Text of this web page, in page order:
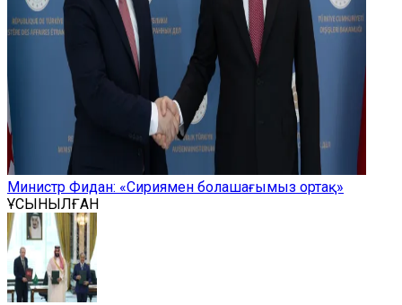
Министр Фидан: «Сириямен болашағымыз ортақ»
ҰСЫНЫЛҒАН